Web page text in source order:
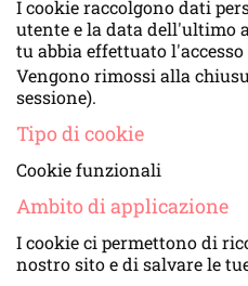
I cookie raccolgono dati
utente e la data dell'ultimo
tu abbia effettuato l'accesso
Vengono rimossi alla
sessione).
Tipo di cookie
Cookie funzionali
Ambito di applicazione
I cookie ci permettono di
nostro sito e di salvare le